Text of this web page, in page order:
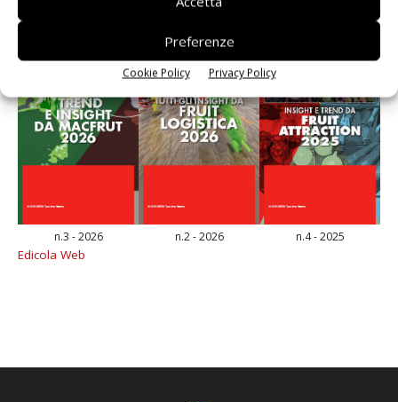
Preferenze
Cookie Policy Privacy Policy
n.3 - 2026 n.2 - 2026 n.4 - 2025
Edicola Web